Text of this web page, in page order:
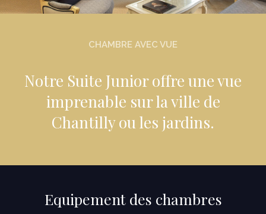
CHAMBRE AVEC VUE
Notre Suite Junior offre une vue
imprenable sur la ville de
Chantilly ou les jardins.
Equipement des chambres